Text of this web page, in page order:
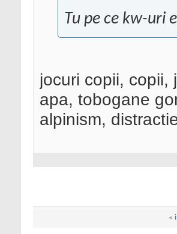
Tu pe ce kw-uri
jocuri copii, copii,
apa, tobogane
alpinism,
«